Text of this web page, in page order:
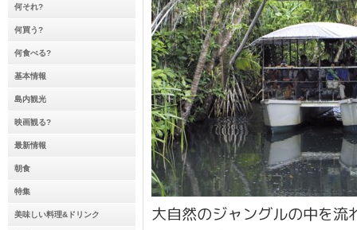
何それ?
何買う?
何食べる?
基本情報
島内観光
映画観る?
最新情報
朝食
特集
美味しい料理&ドリンク
大自然のジャングルの中を流